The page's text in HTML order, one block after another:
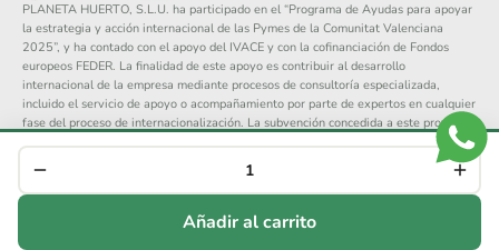
PLANETA HUERTO, S.L.U. ha participado en el “Programa de Ayudas para apoyar
la estrategia y acción internacional de las Pymes de la Comunitat Valenciana
2025”, y ha contado con el apoyo del IVACE y con la cofinanciación de Fondos
europeos FEDER. La finalidad de este apoyo es contribuir al desarrollo
internacional de la empresa mediante procesos de consultoría especializada,
incluido el servicio de apoyo o acompañamiento por parte de expertos en cualquier
fase del proceso de internacionalización. La subvención concedida a este proyecto
asciende a 14.148 €.
© 2026 Planeta Huerto, S.L. — Todos los derechos reservados.
Política de privacidadCookiesCondiciones generales
Añadir al carrito